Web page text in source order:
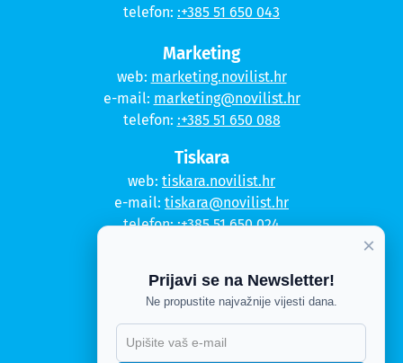
telefon: :+385 51 650 043
Marketing
web: marketing.novilist.hr
e-mail: marketing@novilist.hr
telefon: :+385 51 650 088
Tiskara
web: tiskara.novilist.hr
e-mail: tiskara@novilist.hr
telefon::+385 51 650 024
Kontakt
Politika privatnosti
Politika kolačića
×
Prijavi se na Newsletter!
Ne propustite najvažnije vijesti dana.